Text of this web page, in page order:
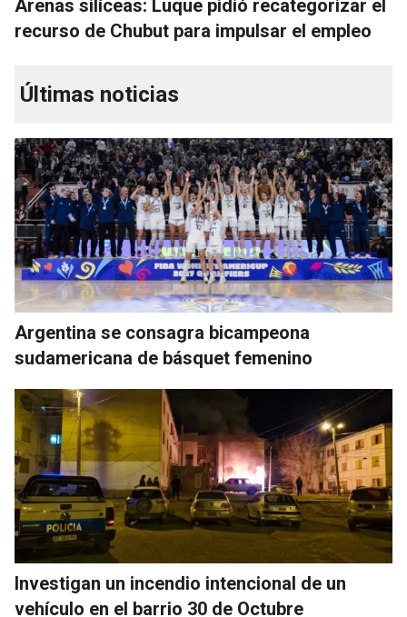
Arenas silíceas: Luque pidió recategorizar el
recurso de Chubut para impulsar el empleo
Últimas noticias
Argentina se consagra bicampeona
sudamericana de básquet femenino
Investigan un incendio intencional de un
vehículo en el barrio 30 de Octubre